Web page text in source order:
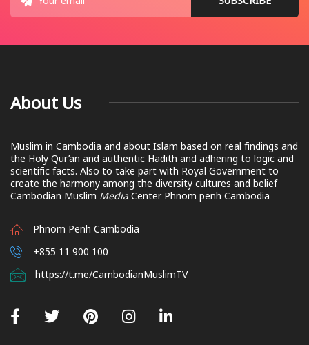
About Us
Muslim in Cambodia and about Islam based on real findings and
the Holy Qur’an and authentic Hadith and adhering to logic and
scientific facts. Also to take part with Royal Government to
create the harmony among the diversity cultures and belief
Cambodian Muslim Media Center Phnom penh Cambodia
Phnom Penh Cambodia
+855 11 900 100
https://t.me/CambodianMuslimTV